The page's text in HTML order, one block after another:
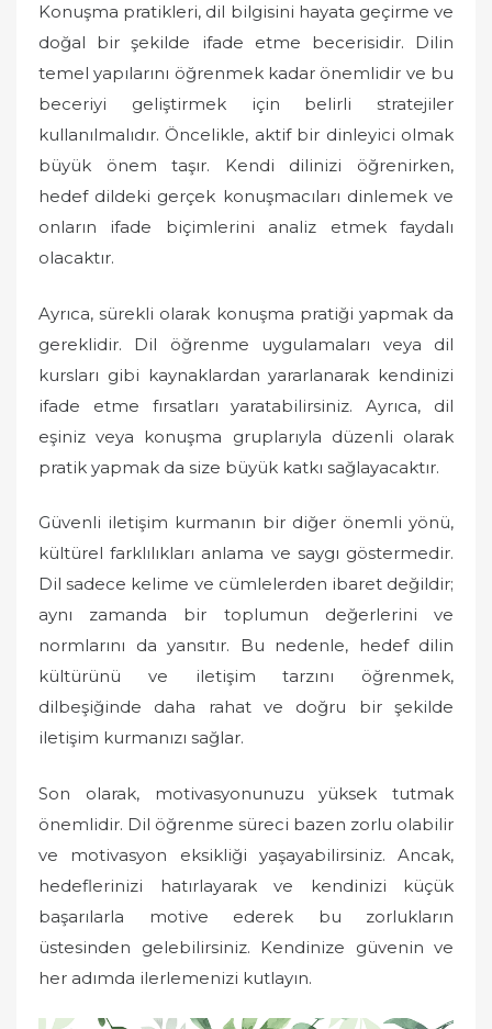
Konuşma pratikleri, dil bilgisini hayata geçirme ve
doğal bir şekilde ifade etme becerisidir. Dilin
temel yapılarını öğrenmek kadar önemlidir ve bu
beceriyi geliştirmek için belirli stratejiler
kullanılmalıdır. Öncelikle, aktif bir dinleyici olmak
büyük önem taşır. Kendi dilinizi öğrenirken,
hedef dildeki gerçek konuşmacıları dinlemek ve
onların ifade biçimlerini analiz etmek faydalı
olacaktır.
Ayrıca, sürekli olarak konuşma pratiği yapmak da
gereklidir. Dil öğrenme uygulamaları veya dil
kursları gibi kaynaklardan yararlanarak kendinizi
ifade etme fırsatları yaratabilirsiniz. Ayrıca, dil
eşiniz veya konuşma gruplarıyla düzenli olarak
pratik yapmak da size büyük katkı sağlayacaktır.
Güvenli iletişim kurmanın bir diğer önemli yönü,
kültürel farklılıkları anlama ve saygı göstermedir.
Dil sadece kelime ve cümlelerden ibaret değildir;
aynı zamanda bir toplumun değerlerini ve
normlarını da yansıtır. Bu nedenle, hedef dilin
kültürünü ve iletişim tarzını öğrenmek,
dilbeşiğinde daha rahat ve doğru bir şekilde
iletişim kurmanızı sağlar.
Son olarak, motivasyonunuzu yüksek tutmak
önemlidir. Dil öğrenme süreci bazen zorlu olabilir
ve motivasyon eksikliği yaşayabilirsiniz. Ancak,
hedeflerinizi hatırlayarak ve kendinizi küçük
başarılarla motive ederek bu zorlukların
üstesinden gelebilirsiniz. Kendinize güvenin ve
her adımda ilerlemenizi kutlayın.